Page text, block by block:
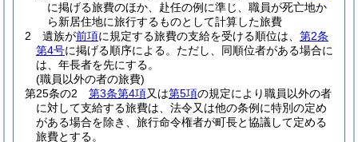
に掲げる旅費のほか、赴任の例に準じ、職員が死亡地か
ら新居住地に旅行するものとして計算した旅費
2
遺族が前項に規定する旅費の支給を受ける順位は、 第2条
第4号に掲げる順序による。 ただし、同順位者がある場合に
は、年長者を先にする。
(職員以外の者の旅費)
第25条の2
第3条第4項又は第5項の規定により職員以外の者
に対して支給する旅費は、法令又は他の条例に特別の定め
がある場合を除き、旅行命令権者が町長と協議して定める
旅費とする。